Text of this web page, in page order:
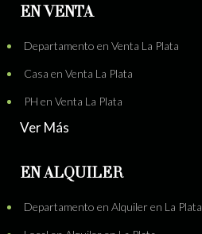
EN VENTA
Departamento en Venta La Plata
Casa en Venta La Plata
PH en Venta La Plata
Ver Más
EN ALQUILER
Departamento en Alquiler en La Plata